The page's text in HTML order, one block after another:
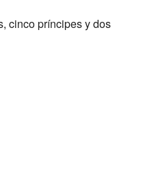
cinco príncipes y dos